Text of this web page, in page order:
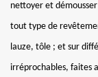
nettoyer et
tout type de
lauze, tôle ; et sur
irréprochables, faites